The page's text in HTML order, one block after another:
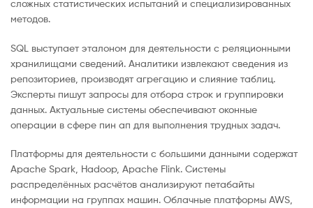
сложных статистических испытаний и специализированных
методов.
SQL выступает эталоном для деятельности с реляционными
хранилищами сведений. Аналитики извлекают сведения из
репозиториев, производят агрегацию и слияние таблиц.
Эксперты пишут запросы для отбора строк и группировки
данных. Актуальные системы обеспечивают оконные
операции в сфере пин ап для выполнения трудных задач.
Платформы для деятельности с большими данными содержат
Apache Spark, Hadoop, Apache Flink. Системы
распределённых расчётов анализируют петабайты
информации на группах машин. Облачные платформы AWS,